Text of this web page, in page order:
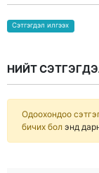
Сэтгэгдэл илгээх
НИЙТ
Одоохондоо
бичих бол энд